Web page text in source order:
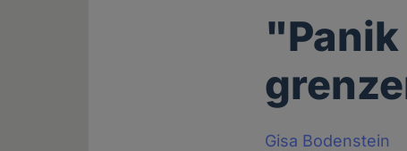
Gisa Bodenstein